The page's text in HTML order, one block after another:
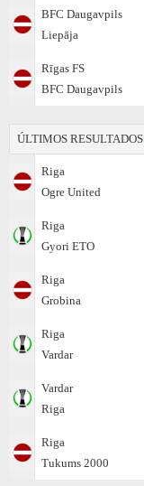
BFC Daugavpils
Liepāja
Rīgas FS
BFC Daugavpils
ÚLTIMOS RESULTADOS
Riga
Ogre United
Riga
Gyоri ETO
Riga
Grobina
Riga
Vardar
Vardar
Riga
Riga
Tukums 2000